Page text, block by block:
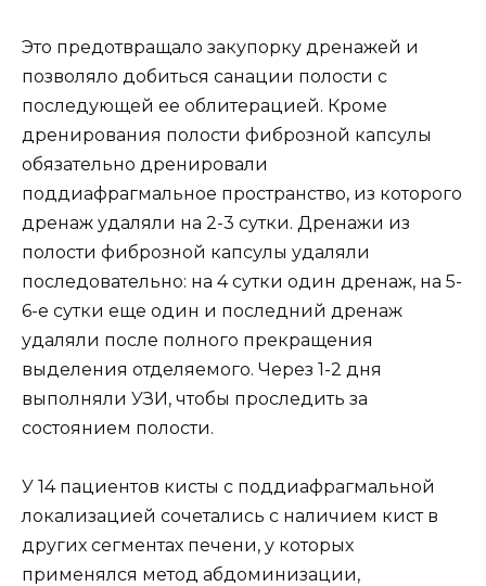
Это предотвращало закупорку дренажей и
позволяло добиться санации полости с
последующей ее облитерацией. Кроме
дренирования полости фиброзной капсулы
обязательно дренировали
поддиафрагмальное пространство, из которого
дренаж удаляли на 2-3 сутки. Дренажи из
полости фиброзной капсулы удаляли
последовательно: на 4 сутки один дренаж, на 5-
6-е сутки еще один и последний дренаж
удаляли после полного прекращения
выделения отделяемого. Через 1-2 дня
выполняли УЗИ, чтобы проследить за
состоянием полости.
У 14 пациентов кисты с поддиафрагмальной
локализацией сочетались с наличием кист в
других сегментах печени, у которых
применялся метод абдоминизации,